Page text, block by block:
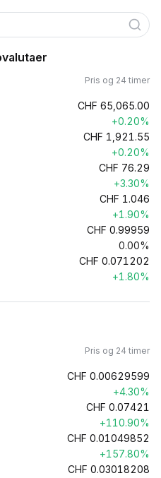
Pris og 24 timer
CHF 65,065.00
+0.20%
CHF 1,921.55
+0.20%
CHF 76.29
+3.30%
CHF 1.046
+1.90%
CHF 0.99959
0.00%
CHF 0.071202
+1.80%
Pris og 24 timer
CHF 0.00629599
+4.30%
CHF 0.07421
+110.90%
CHF 0.01049852
+157.80%
CHF 0.03018208